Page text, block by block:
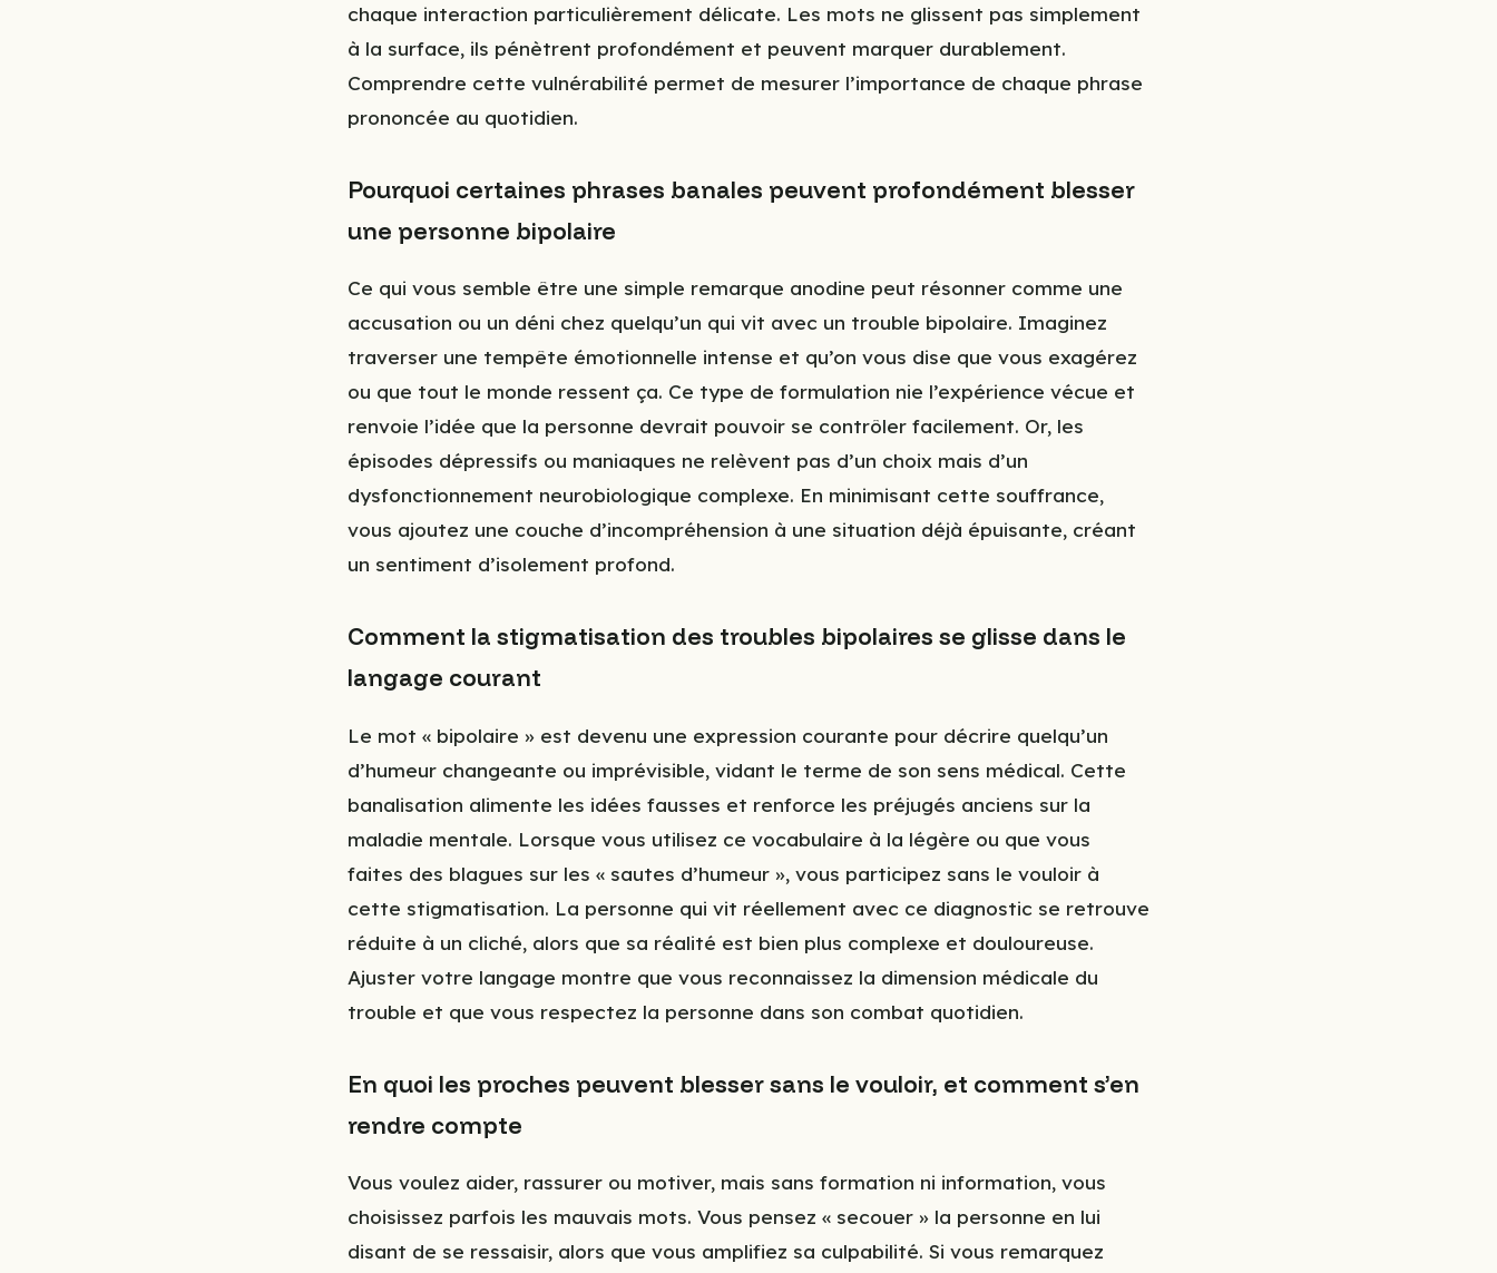
chaque interaction particulièrement délicate. Les mots ne glissent pas simplement
à la surface, ils pénètrent profondément et peuvent marquer durablement.
Comprendre cette vulnérabilité permet de mesurer l’importance de chaque phrase
prononcée au quotidien.
Pourquoi certaines phrases banales peuvent profondément blesser
une personne bipolaire
Ce qui vous semble être une simple remarque anodine peut résonner comme une
accusation ou un déni chez quelqu’un qui vit avec un trouble bipolaire. Imaginez
traverser une tempête émotionnelle intense et qu’on vous dise que vous exagérez
ou que tout le monde ressent ça. Ce type de formulation nie l’expérience vécue et
renvoie l’idée que la personne devrait pouvoir se contrôler facilement. Or, les
épisodes dépressifs ou maniaques ne relèvent pas d’un choix mais d’un
dysfonctionnement neurobiologique complexe. En minimisant cette souffrance,
vous ajoutez une couche d’incompréhension à une situation déjà épuisante, créant
un sentiment d’isolement profond.
Comment la stigmatisation des troubles bipolaires se glisse dans le
langage courant
Le mot « bipolaire » est devenu une expression courante pour décrire quelqu’un
d’humeur changeante ou imprévisible, vidant le terme de son sens médical. Cette
banalisation alimente les idées fausses et renforce les préjugés anciens sur la
maladie mentale. Lorsque vous utilisez ce vocabulaire à la légère ou que vous
faites des blagues sur les « sautes d’humeur », vous participez sans le vouloir à
cette stigmatisation. La personne qui vit réellement avec ce diagnostic se retrouve
réduite à un cliché, alors que sa réalité est bien plus complexe et douloureuse.
Ajuster votre langage montre que vous reconnaissez la dimension médicale du
trouble et que vous respectez la personne dans son combat quotidien.
En quoi les proches peuvent blesser sans le vouloir, et comment s’en
rendre compte
Vous voulez aider, rassurer ou motiver, mais sans formation ni information, vous
choisissez parfois les mauvais mots. Vous pensez « secouer » la personne en lui
disant de se ressaisir, alors que vous amplifiez sa culpabilité. Si vous remarquez